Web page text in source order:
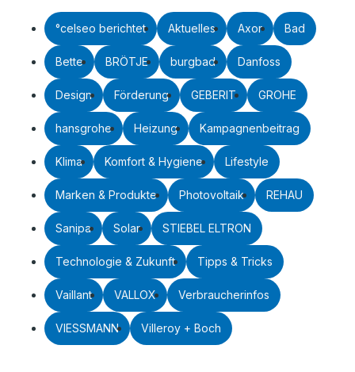
°celseo berichtet Aktuelles Axor Bad
Bette BRÖTJE burgbad Danfoss
Design Förderung GEBERIT GROHE
hansgrohe Heizung Kampagnenbeitrag
Klima Komfort & Hygiene Lifestyle
Marken & Produkte Photovoltaik REHAU
Sanipa Solar STIEBEL ELTRON
Technologie & Zukunft Tipps & Tricks
Vaillant VALLOX Verbraucherinfos
VIESSMANN Villeroy + Boch